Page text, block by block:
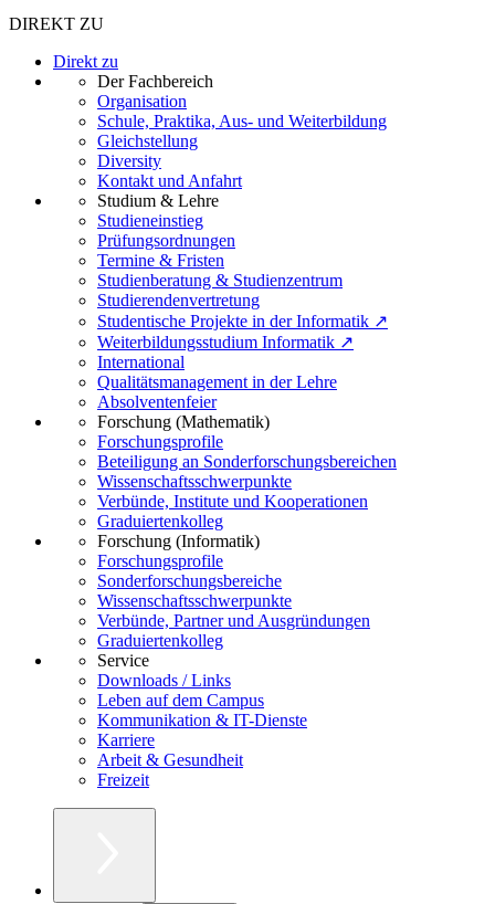
DIREKT ZU
Direkt zu
Der Fachbereich
Organisation
Schule, Praktika, Aus- und Weiterbildung
Gleichstellung
Diversity
Kontakt und Anfahrt
Studium & Lehre
Studieneinstieg
Prüfungsordnungen
Termine & Fristen
Studienberatung & Studienzentrum
Studierendenvertretung
Studentische Projekte in der Informatik ↗
Weiterbildungsstudium Informatik ↗
International
Qualitätsmanagement in der Lehre
Absolventenfeier
Forschung (Mathematik)
Forschungsprofile
Beteiligung an Sonderforschungsbereichen
Wissenschaftsschwerpunkte
Verbünde, Institute und Kooperationen
Graduiertenkolleg
Forschung (Informatik)
Forschungsprofile
Sonderforschungsbereiche
Wissenschaftsschwerpunkte
Verbünde, Partner und Ausgründungen
Graduiertenkolleg
Service
Downloads / Links
Leben auf dem Campus
Kommunikation & IT-Dienste
Karriere
Arbeit & Gesundheit
Freizeit